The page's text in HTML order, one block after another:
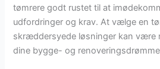
tømrere godt rustet til at
udfordringer og krav. At vælge en
skræddersyede løsninger kan være
dine bygge- og